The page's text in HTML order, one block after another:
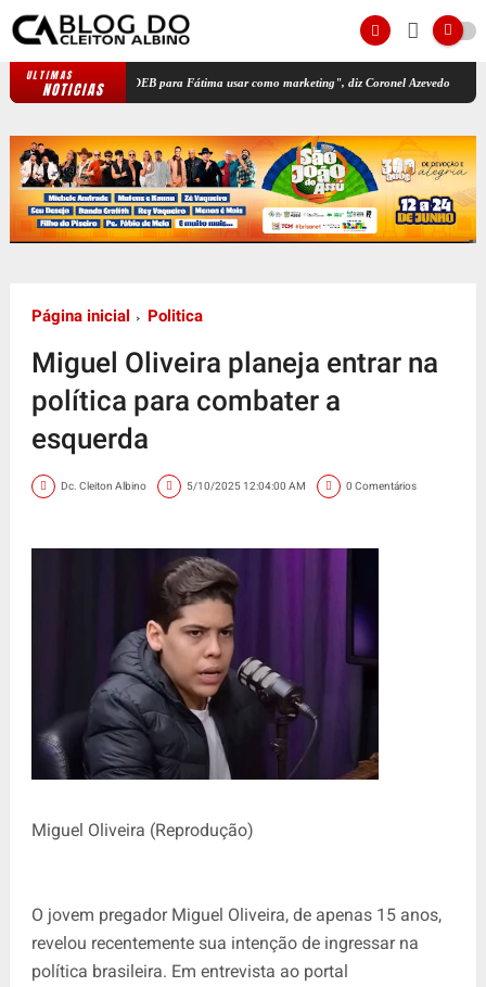
ULTIMAS
NOTICIAS
dados do IDEB para Fátima usar como marketing", diz Coronel Azevedo Renan
Página inicial Politica
Miguel Oliveira planeja entrar na
política para combater a
esquerda
Dc. Cleiton Albino 5/10/2025 12:04:00 AM 0 Comentários
Miguel Oliveira (Reprodução)
O jovem pregador Miguel Oliveira, de apenas 15 anos,
revelou recentemente sua intenção de ingressar na
política brasileira. Em entrevista ao portal